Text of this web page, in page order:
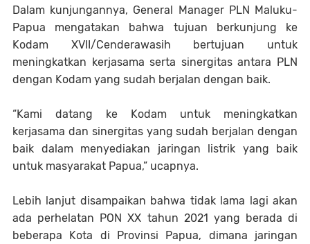
Dalam kunjungannya, General Manager PLN Maluku-
Papua mengatakan bahwa tujuan berkunjung ke
Kodam XVII/Cenderawasih bertujuan untuk
meningkatkan kerjasama serta sinergitas antara PLN
dengan Kodam yang sudah berjalan dengan baik.
“Kami datang ke Kodam untuk meningkatkan
kerjasama dan sinergitas yang sudah berjalan dengan
baik dalam menyediakan jaringan listrik yang baik
untuk masyarakat Papua,” ucapnya.
Lebih lanjut disampaikan bahwa tidak lama lagi akan
ada perhelatan PON XX tahun 2021 yang berada di
beberapa Kota di Provinsi Papua, dimana jaringan